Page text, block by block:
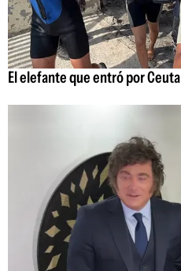
El elefante que entró por Ceuta